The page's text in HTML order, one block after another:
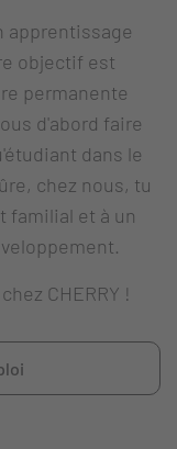
apprentissage
objectif est
permanente
d'abord faire
dans le
chez nous, tu
familial et à un
CHERRY !